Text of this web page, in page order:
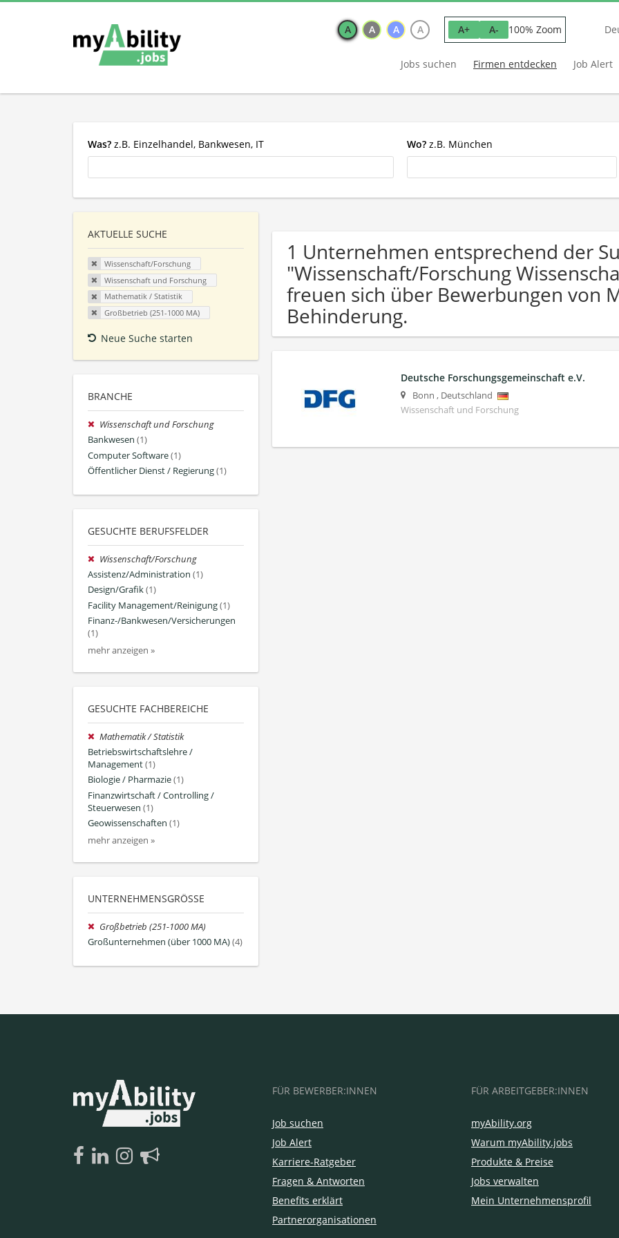
A A A A A+ A- 100% Zoom
Jobs suchen Firmen entdecken Job Alert
Was? z.B. Einzelhandel, Bankwesen, IT Wo? z.B. München
AKTUELLE SUCHE
Wissenschaft/Forschung
Wissenschaft und Forschung
Mathematik / Statistik
Großbetrieb (251-1000 MA)
Neue Suche starten
BRANCHE
Wissenschaft und Forschung
Bankwesen (1)
Computer Software(1)
Öffentlicher Dienst / Regierung(1)
GESUCHTE BERUFSFELDER
Wissenschaft/Forschung
Assistenz/Administration (1)
Design/Grafik(1)
Facility Management/Reinigung(1)
Finanz-/Bankwesen/Versicherungen
(1)
mehr anzeigen »
GESUCHTE FACHBEREICHE
Mathematik / Statistik
Betriebswirtschaftslehre /
Management(1)
Biologie / Pharmazie(1)
Finanzwirtschaft / Controlling /
Steuerwesen (1)
Geowissenschaften (1)
mehr anzeigen »
UNTERNEHMENSGRÖSSE
Großbetrieb (251-1000 MA)
Großunternehmen (über 1000 MA)(4)
1 Unternehmen entsprechend der
"Wissenschaft/Forschung
freuen sich über Bewerbungen von
Behinderung.
Deutsche Forschungsgemeinschaft e.V.
Bonn , Deutschland
Wissenschaft und Forschung
FÜR BEWERBER:INNEN
Job suchen
Job Alert
Karriere-Ratgeber
Fragen & Antworten
Benefits erklärt
Partnerorganisationen
FÜR ARBEITGEBER:INNEN
myAbility.org
Warum myAbility.jobs
Produkte & Preise
Jobs verwalten
Mein Unternehmensprofil